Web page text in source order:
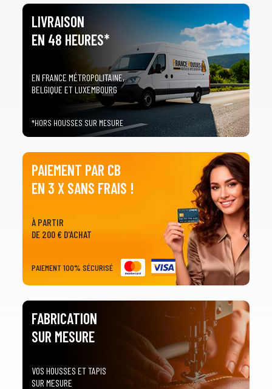
LIVRAISON
EN 48 HEURES*
EN FRANCE MÉTROPOLITAINE,
BELGIQUE ET LUXEMBOURG
*HORS HOUSSES SUR MESURE
PAIEMENT PAR CB
EN 3 X SANS FRAIS !
À PARTIR
DE 200 € D'ACHAT
PAIEMENT 100% SÉCURISÉ
FABRICATION
SUR MESURE
VOS HOUSSES ET TAPIS
SUR MESURE